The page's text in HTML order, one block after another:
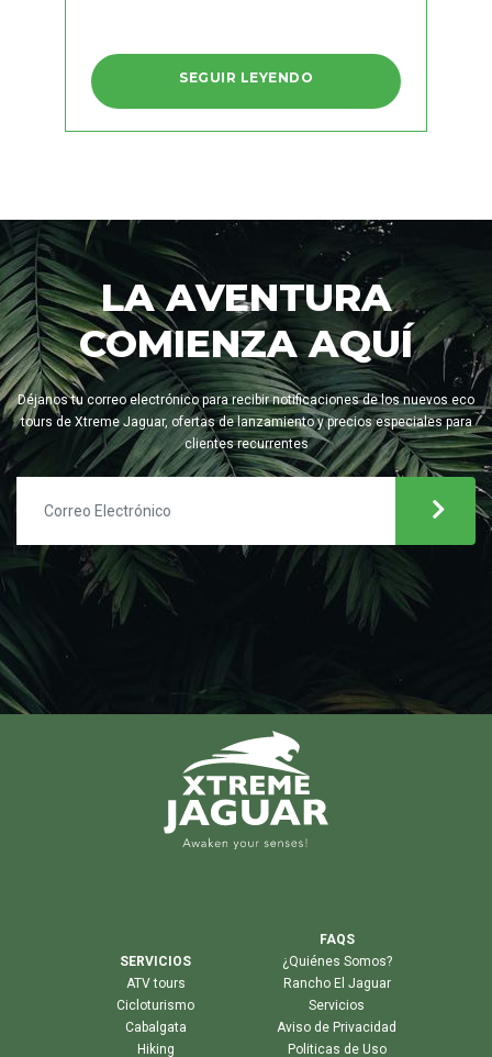
SEGUIR LEYENDO
LA AVENTURA
COMIENZA AQUÍ
Déjanos tu correo electrónico para recibir notificaciones de los nuevos eco
tours de Xtreme Jaguar, ofertas de lanzamiento y precios especiales para
clientes recurrentes
SERVICIOS
ATV tours
Cicloturismo
Cabalgata
Hiking
FAQS
¿Quiénes Somos?
Rancho El Jaguar
Servicios
Aviso de Privacidad
Politicas de Uso